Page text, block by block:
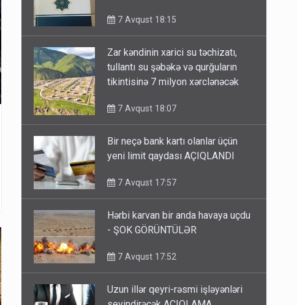
7 Avqust 18:15
Zar kəndinin xarici su təchizatı,
tullantı su şəbəkə və qurğuların
tikintisinə 7 milyon xərclənəcək
7 Avqust 18:07
Bir neçə bank kartı olanlar üçün
yeni limit qaydası AÇIQLANDI
7 Avqust 17:57
Hərbi karvan bir anda havaya uçdu
- ŞOK GÖRÜNTÜLƏR
7 Avqust 17:52
Uzun illər qeyri-rəsmi işləyənləri